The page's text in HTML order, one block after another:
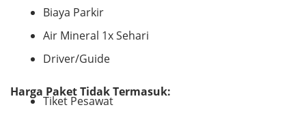
Biaya Parkir
Air Mineral 1x Sehari
Driver/Guide
Harga Paket Tidak Termasuk:
Tiket Pesawat